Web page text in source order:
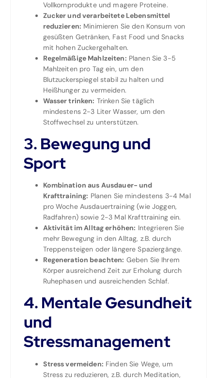
Vollkornprodukte und magere Proteine.
Zucker und verarbeitete Lebensmittel
reduzieren: Minimieren Sie den Konsum von
gesüßten Getränken, Fast Food und Snacks
mit hohen Zuckergehalten.
Regelmäßige Mahlzeiten: Planen Sie 3-5
Mahlzeiten pro Tag ein, um den
Blutzuckerspiegel stabil zu halten und
Heißhunger zu vermeiden.
Wasser trinken: Trinken Sie täglich
mindestens 2-3 Liter Wasser, um den
Stoffwechsel zu unterstützen.
3. Bewegung und
Sport
Kombination aus Ausdauer- und
Krafttraining: Planen Sie mindestens 3-4 Mal
pro Woche Ausdauertraining (wie Joggen,
Radfahren) sowie 2-3 Mal Krafttraining ein.
Aktivität im Alltag erhöhen: Integrieren Sie
mehr Bewegung in den Alltag, z.B. durch
Treppensteigen oder längere Spaziergänge.
Regeneration beachten: Geben Sie Ihrem
Körper ausreichend Zeit zur Erholung durch
Ruhephasen und ausreichenden Schlaf.
4. Mentale Gesundheit
und
Stressmanagement
Stress vermeiden: Finden Sie Wege, um
Stress zu reduzieren, z.B. durch Meditation,